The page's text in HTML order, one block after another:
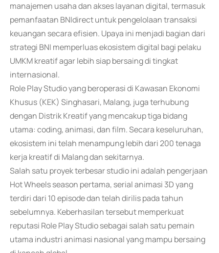
manajemen usaha dan akses layanan digital, termasuk
pemanfaatan BNIdirect untuk pengelolaan transaksi
keuangan secara efisien. Upaya ini menjadi bagian dari
strategi BNI memperluas ekosistem digital bagi pelaku
UMKM kreatif agar lebih siap bersaing di tingkat
internasional.
Role Play Studio yang beroperasi di Kawasan Ekonomi
Khusus (KEK) Singhasari, Malang, juga terhubung
dengan Distrik Kreatif yang mencakup tiga bidang
utama: coding, animasi, dan film. Secara keseluruhan,
ekosistem ini telah menampung lebih dari 200 tenaga
kerja kreatif di Malang dan sekitarnya.
Salah satu proyek terbesar studio ini adalah pengerjaan
Hot Wheels season pertama, serial animasi 3D yang
terdiri dari 10 episode dan telah dirilis pada tahun
sebelumnya. Keberhasilan tersebut memperkuat
reputasi Role Play Studio sebagai salah satu pemain
utama industri animasi nasional yang mampu bersaing